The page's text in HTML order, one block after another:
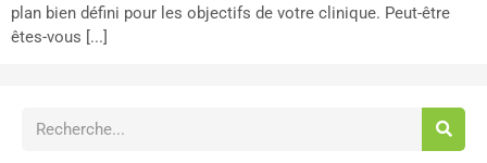
plan bien défini pour les objectifs de votre clinique. Peut-être
êtes-vous [...]